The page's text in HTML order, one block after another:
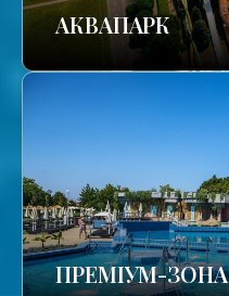
АКВАПАРК
ПРЕМІУМ-ЗОНА